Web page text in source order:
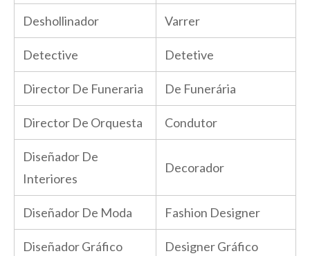
Deshollinador Varrer
Detective Detetive
Director De Funeraria De Funerária
Director De Orquesta Condutor
Diseñador De
Interiores
Decorador
Diseñador De Moda Fashion Designer
Diseñador Gráfico Designer Gráfico